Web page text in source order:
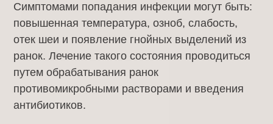
Симптомами попадания инфекции могут быть:
повышенная температура, озноб, слабость,
отек шеи и появление гнойных выделений из
ранок. Лечение такого состояния проводиться
путем обрабатывания ранок
противомикробными растворами и введения
антибиотиков.